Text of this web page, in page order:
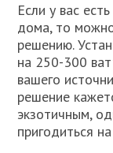
Если у вас
дома, то
решению.
на 250-300
вашего
решение
экзотичным,
пригодиться